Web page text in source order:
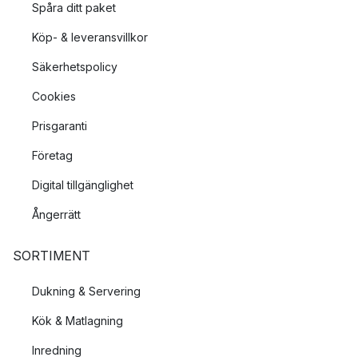
Spåra ditt paket
Köp- & leveransvillkor
Säkerhetspolicy
Cookies
Prisgaranti
Företag
Digital tillgänglighet
Ångerrätt
SORTIMENT
Dukning & Servering
Kök & Matlagning
Inredning